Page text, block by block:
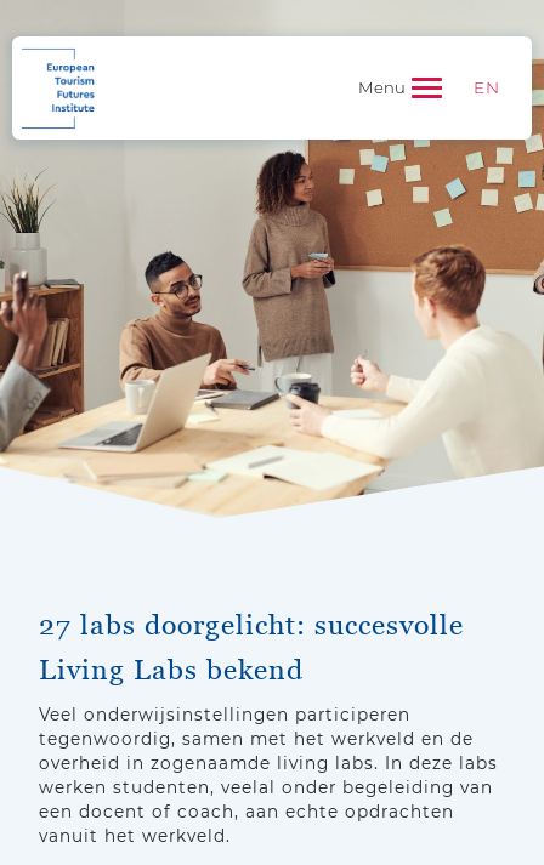
Menu EN
27 labs doorgelicht: succesvolle
Living Labs bekend
Veel onderwijsinstellingen participeren
tegenwoordig, samen met het werkveld en de
overheid in zogenaamde living labs. In deze labs
werken studenten, veelal onder begeleiding van
een docent of coach, aan echte opdrachten
vanuit het werkveld.